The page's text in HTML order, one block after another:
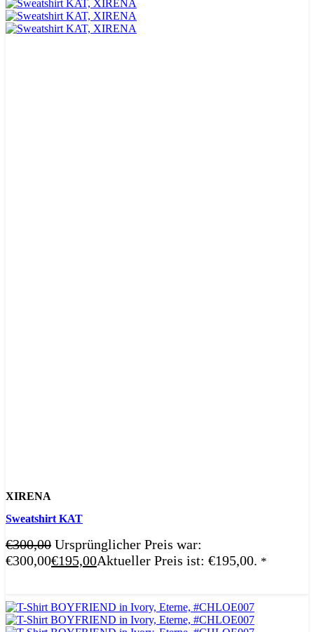
XIRENA
Sweatshirt KAT
€300,00 Ursprünglicher Preis war:
€300,00€195,00Aktueller Preis ist: €195,00. *